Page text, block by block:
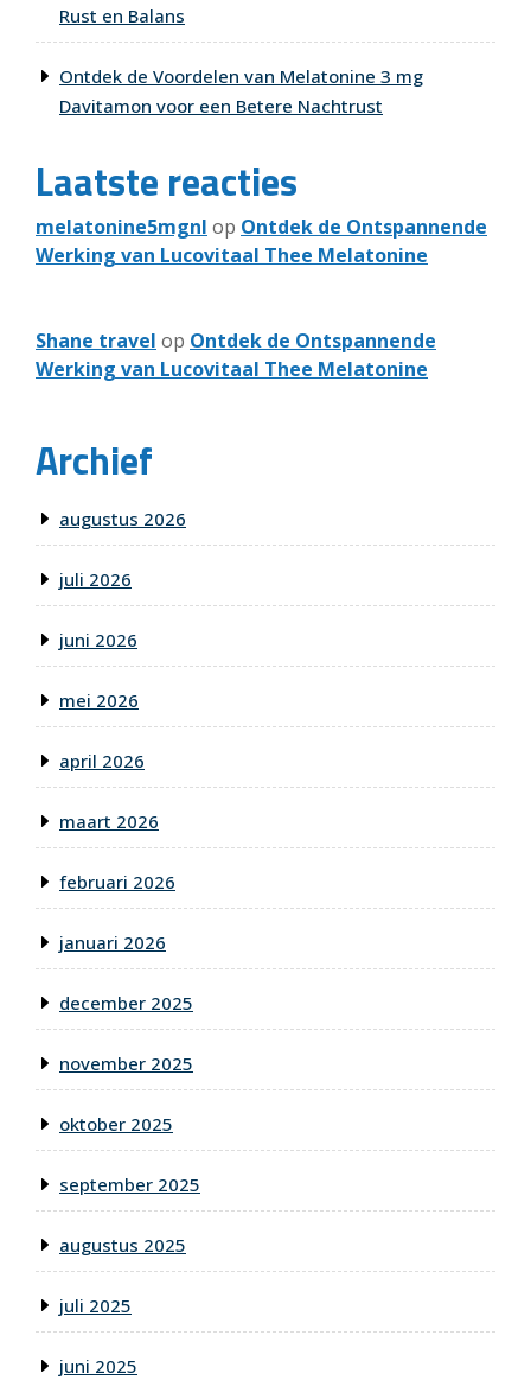
Rust en Balans
Ontdek de Voordelen van Melatonine 3 mg
Davitamon voor een Betere Nachtrust
Laatste reacties
melatonine5mgnl op Ontdek de Ontspannende
Werking van Lucovitaal Thee Melatonine
Shane travel op Ontdek de Ontspannende
Werking van Lucovitaal Thee Melatonine
Archief
augustus 2026
juli 2026
juni 2026
mei 2026
april 2026
maart 2026
februari 2026
januari 2026
december 2025
november 2025
oktober 2025
september 2025
augustus 2025
juli 2025
juni 2025